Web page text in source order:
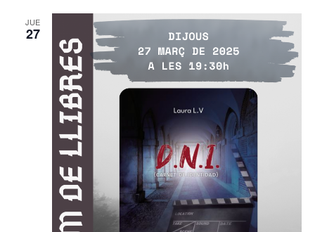
JUE
27